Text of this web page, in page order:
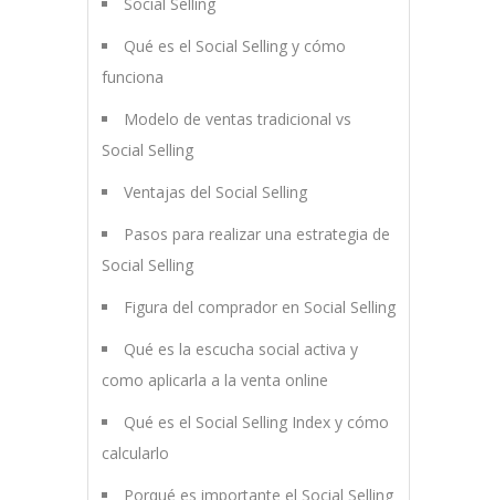
Qué es el Social Selling y cómo
funciona
Modelo de ventas tradicional vs
Social Selling
Ventajas del Social Selling
Pasos para realizar una estrategia de
Social Selling
Figura del comprador en Social Selling
Qué es la escucha social activa y
como aplicarla a la venta online
Qué es el Social Selling Index y cómo
calcularlo
Porqué es importante el Social Selling